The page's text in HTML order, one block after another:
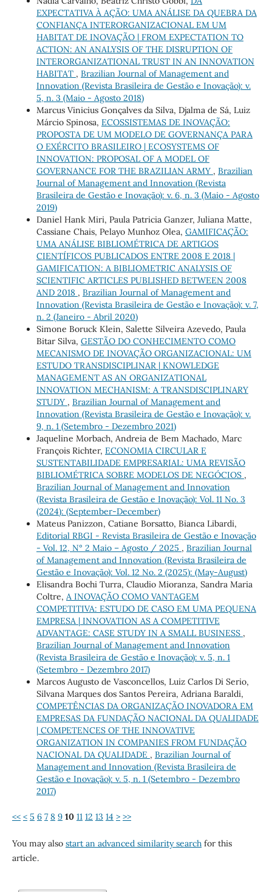
EXPECTATIVA À AÇÃO: UMA ANÁLISE DA QUEBRA DA
CONFIANÇA INTERORGANIZACIONAL EM UM
HABITAT DE INOVAÇÃO | FROM EXPECTATION TO
ACTION: AN ANALYSIS OF THE DISRUPTION OF
INTERORGANIZATIONAL TRUST IN AN INNOVATION
HABITAT , Brazilian Journal of Management and
Innovation (Revista Brasileira de Gestão e Inovação): v.
5, n. 3 (Maio - Agosto 2018)
Marcus Vinicius Gonçalves da Silva, Djalma de Sá, Luiz
Márcio Spinosa, ECOSSISTEMAS DE INOVAÇÃO:
PROPOSTA DE UM MODELO DE GOVERNANÇA PARA
O EXÉRCITO BRASILEIRO | ECOSYSTEMS OF
INNOVATION: PROPOSAL OF A MODEL OF
GOVERNANCE FOR THE BRAZILIAN ARMY , Brazilian
Journal of Management and Innovation (Revista
Brasileira de Gestão e Inovação): v. 6, n. 3 (Maio - Agosto
2019)
Daniel Hank Miri, Paula Patricia Ganzer, Juliana Matte,
Cassiane Chais, Pelayo Munhoz Olea, GAMIFICAÇÃO:
UMA ANÁLISE BIBLIOMÉTRICA DE ARTIGOS
CIENTÍFICOS PUBLICADOS ENTRE 2008 E 2018 |
GAMIFICATION: A BIBLIOMETRIC ANALYSIS OF
SCIENTIFIC ARTICLES PUBLISHED BETWEEN 2008
AND 2018 , Brazilian Journal of Management and
Innovation (Revista Brasileira de Gestão e Inovação): v. 7,
n. 2 (Janeiro - Abril 2020)
Simone Boruck Klein, Salette Silveira Azevedo, Paula
Bitar Silva, GESTÃO DO CONHECIMENTO COMO
MECANISMO DE INOVAÇÃO ORGANIZACIONAL: UM
ESTUDO TRANSDISCIPLINAR | KNOWLEDGE
MANAGEMENT AS AN ORGANIZATIONAL
INNOVATION MECHANISM: A TRANSDISCIPLINARY
STUDY , Brazilian Journal of Management and
Innovation (Revista Brasileira de Gestão e Inovação): v.
9, n. 1 (Setembro - Dezembro 2021)
Jaqueline Morbach, Andreia de Bem Machado, Marc
François Richter, ECONOMIA CIRCULAR E
SUSTENTABILIDADE EMPRESARIAL: UMA REVISÃO
BIBLIOMÉTRICA SOBRE MODELOS DE NEGÓCIOS ,
Brazilian Journal of Management and Innovation
(Revista Brasileira de Gestão e Inovação): Vol. 11 No. 3
(2024): (September-December)
Mateus Panizzon, Catiane Borsatto, Bianca Libardi,
Editorial RBGI - Revista Brasileira de Gestão e Inovação
- Vol. 12, N° 2 Maio – Agosto / 2025 , Brazilian Journal
of Management and Innovation (Revista Brasileira de
Gestão e Inovação): Vol. 12 No. 2 (2025): (May-August)
Elisandra Bochi Turra, Claudio Mioranza, Sandra Maria
Coltre, A INOVAÇÃO COMO VANTAGEM
COMPETITIVA: ESTUDO DE CASO EM UMA PEQUENA
EMPRESA | INNOVATION AS A COMPETITIVE
ADVANTAGE: CASE STUDY IN A SMALL BUSINESS ,
Brazilian Journal of Management and Innovation
(Revista Brasileira de Gestão e Inovação): v. 5, n. 1
(Setembro - Dezembro 2017)
Marcos Augusto de Vasconcellos, Luiz Carlos Di Serio,
Silvana Marques dos Santos Pereira, Adriana Baraldi,
COMPETÊNCIAS DA ORGANIZAÇÃO INOVADORA EM
EMPRESAS DA FUNDAÇÃO NACIONAL DA QUALIDADE
| COMPETENCES OF THE INNOVATIVE
ORGANIZATION IN COMPANIES FROM FUNDAÇÃO
NACIONAL DA QUALIDADE , Brazilian Journal of
Management and Innovation (Revista Brasileira de
Gestão e Inovação): v. 5, n. 1 (Setembro - Dezembro
2017)
<< < 5 6 7 8 9 10 11 12 13 14 > >>
You may also start an advanced similarity searchfor this
article.